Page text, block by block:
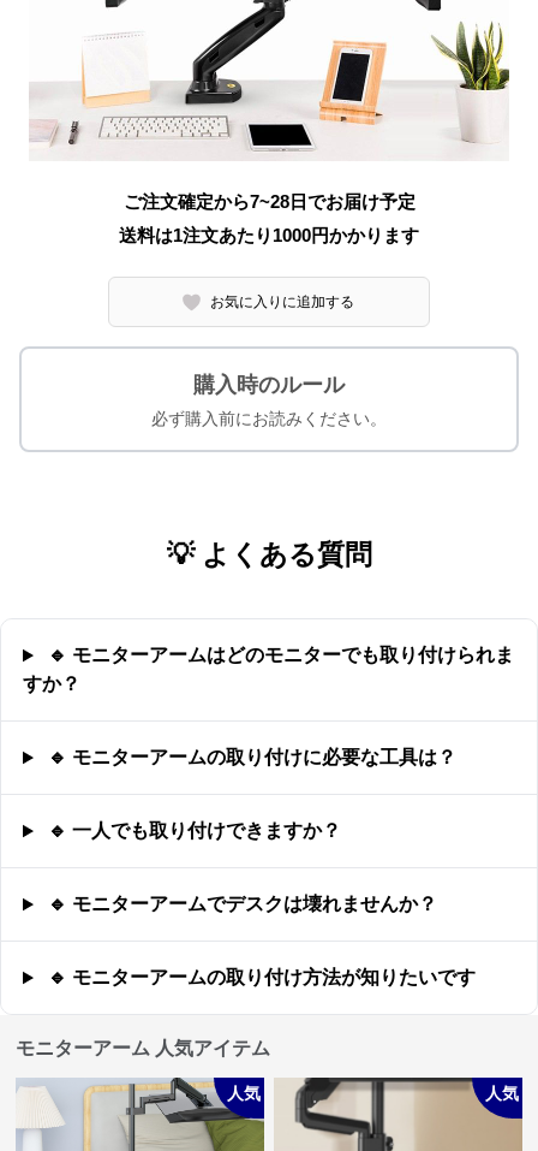
ご注文確定から7~28日でお届け予定
送料は1注文あたり 1000円かかります
お気に入りに追加する
購入時のルール
必ず購入前にお読みください。
💡 よくある質問
🔹 モニターアームはどのモニターでも取り付けられま
すか？
🔹 モニターアームの取り付けに必要な工具は？
🔹 一人でも取り付けできますか？
🔹 モニターアームでデスクは壊れませんか？
🔹 モニターアームの取り付け方法が知りたいです
モニターアーム 人気アイテム
人気 人気